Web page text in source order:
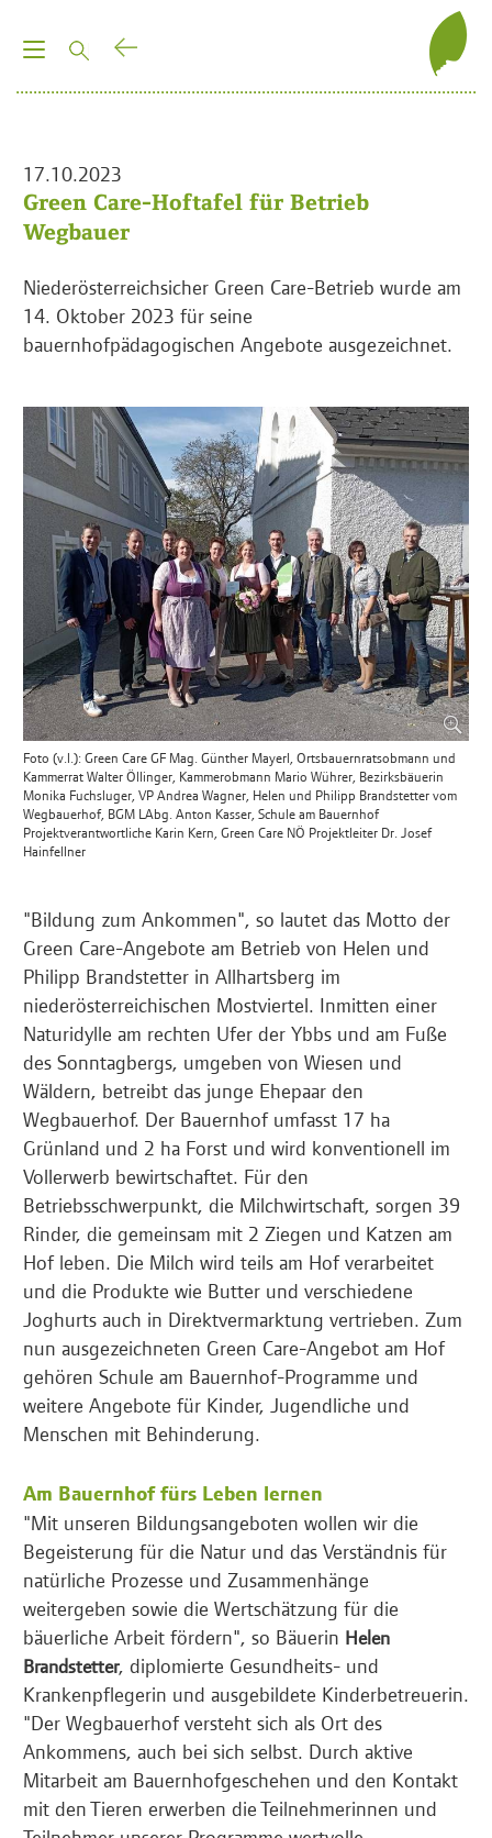
T
e
n
v
i
g
n
17.10.2023
Green Care-Hoftafel für Betrieb
Wegbauer
Niederösterreichsicher Green Care-Betrieb wurde am
14. Oktober 2023 für seine
bauernhofpädagogischen Angebote ausgezeichnet.
Foto (v.l.): Green Care GF Mag. Günther Mayerl, Ortsbauernratsobmann und
Kammerrat Walter Öllinger, Kammerobmann Mario Wührer, Bezirksbäuerin
Monika Fuchsluger, VP Andrea Wagner, Helen und Philipp Brandstetter vom
Wegbauerhof, BGM LAbg. Anton Kasser, Schule am Bauernhof
Projektverantwortliche Karin Kern, Green Care NÖ Projektleiter Dr. Josef
Hainfellner
"Bildung zum Ankommen", so lautet das Motto der
Green Care-Angebote am Betrieb von Helen und
Philipp Brandstetter in Allhartsberg im
niederösterreichischen Mostviertel. Inmitten einer
Naturidylle am rechten Ufer der Ybbs und am Fuße
des Sonntagbergs, umgeben von Wiesen und
Wäldern, betreibt das junge Ehepaar den
Wegbauerhof. Der Bauernhof umfasst 17 ha
Grünland und 2 ha Forst und wird konventionell im
Vollerwerb bewirtschaftet. Für den
Betriebsschwerpunkt, die Milchwirtschaft, sorgen 39
Rinder, die gemeinsam mit 2 Ziegen und Katzen am
Hof leben. Die Milch wird teils am Hof verarbeitet
und die Produkte wie Butter und verschiedene
Joghurts auch in Direktvermarktung vertrieben. Zum
nun ausgezeichneten Green Care-Angebot am Hof
gehören Schule am Bauernhof-Programme und
weitere Angebote für Kinder, Jugendliche und
Menschen mit Behinderung.
Am Bauernhof fürs Leben lernen
"Mit unseren Bildungsangeboten wollen wir die
Begeisterung für die Natur und das Verständnis für
natürliche Prozesse und Zusammenhänge
weitergeben sowie die Wertschätzung für die
bäuerliche Arbeit fördern", so Bäuerin Helen
Brandstetter, diplomierte Gesundheits- und
Krankenpflegerin und ausgebildete Kinderbetreuerin.
"Der Wegbauerhof versteht sich als Ort des
Ankommens, auch bei sich selbst. Durch aktive
Mitarbeit am Bauernhofgeschehen und den Kontakt
mit den Tieren erwerben die Teilnehmerinnen und